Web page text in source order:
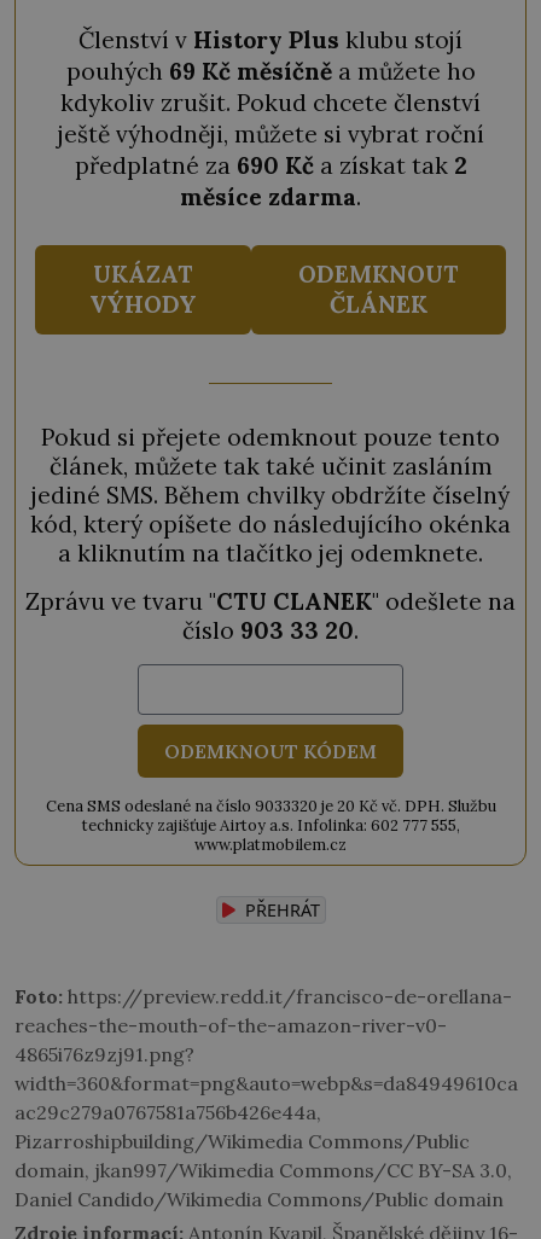
Členství v History Plus klubu stojí
pouhých 69 Kč měsíčněa můžete ho
kdykoliv zrušit. Pokud chcete členství
ještě výhodněji, můžete si vybrat roční
předplatné za 690 Kča získat tak 2
měsíce zdarma.
UKÁZAT
VÝHODY
ODEMKNOUT
ČLÁNEK
Pokud si přejete odemknout pouze tento
článek, můžete tak také učinit zasláním
jediné SMS. Během chvilky obdržíte číselný
kód, který opíšete do následujícího okénka
a kliknutím na tlačítko jej odemknete.
Zprávu ve tvaru "CTU CLANEK" odešlete na
číslo 903 33 20.
ODEMKNOUT KÓDEM
Cena SMS odeslané na číslo 9033320 je 20 Kč vč. DPH. Službu
technicky zajišťuje Airtoy a.s. Infolinka: 602 777 555,
www.platmobilem.cz
PŘEHRÁT
Foto: https://preview.redd.it/francisco-de-orellana-
reaches-the-mouth-of-the-amazon-river-v0-
4865i76z9zj91.png?
width=360&format=png&auto=webp&s=da84949610ca
ac29c279a0767581a756b426e44a,
Pizarroshipbuilding/Wikimedia Commons/Public
domain, jkan997/Wikimedia Commons/CC BY-SA 3.0,
Daniel Candido/Wikimedia Commons/Public domain
Zdroje informací: Antonín Kvapil, Španělské dějiny 16-